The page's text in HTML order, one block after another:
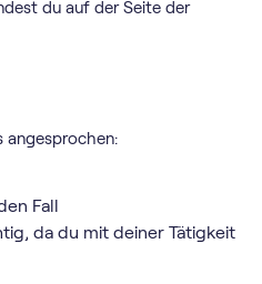
du auf der Seite der
angesprochen:
Fall
da du mit deiner Tätigkeit